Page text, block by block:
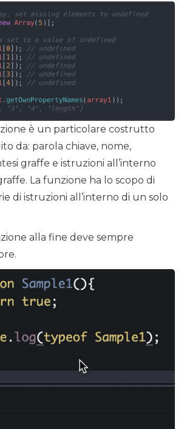
è un particolare costrutto
da: parola chiave, nome,
graffe e istruzioni all’interno
La funzione ha lo scopo di
di istruzioni all’interno di un solo
alla fine deve sempre